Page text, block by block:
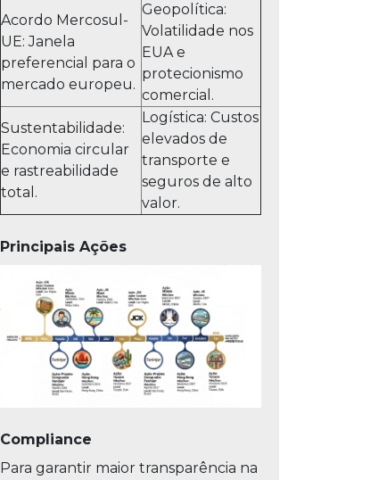
Acordo Mercosul-
UE: Janela
preferencial para o
mercado europeu.
Geopolítica:
Volatilidade nos
EUA e
protecionismo
comercial.
Sustentabilidade:
Economia circular
e rastreabilidade
total.
Logística: Custos
elevados de
transporte e
seguros de alto
valor.
Principais Ações
Compliance
Para garantir maior transparência na